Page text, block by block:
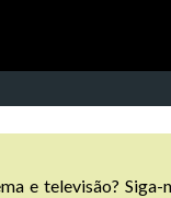
e televisão? Siga-